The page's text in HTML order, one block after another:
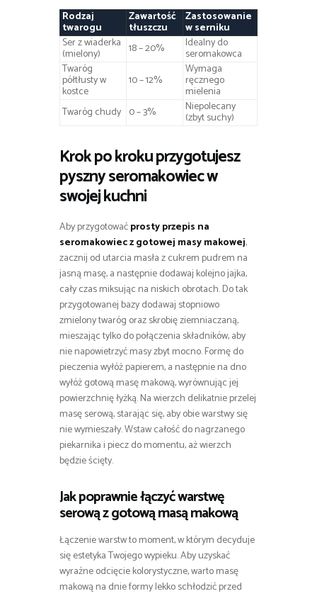
Rodzaj
twarogu
Zawartość
tłuszczu
Zastosowanie
w serniku
Ser z wiaderka
(mielony) 18 – 20% Idealny do
seromakowca
Twaróg
półtłusty w
kostce
10 – 12%
Wymaga
ręcznego
mielenia
Twaróg chudy 0 – 3% Niepolecany
(zbyt suchy)
Krok po kroku przygotujesz
pyszny seromakowiec w
swojej kuchni
Aby przygotowaćprosty przepis na
seromakowiec z gotowej masy makowej,
zacznij od utarcia masła z cukrem pudrem na
jasną masę, a następnie dodawaj kolejno jajka,
cały czas miksując na niskich obrotach. Do tak
przygotowanej bazy dodawaj stopniowo
zmielony twaróg oraz skrobię ziemniaczaną,
mieszając tylko do połączenia składników, aby
nie napowietrzyć masy zbyt mocno. Formę do
pieczenia wyłóż papierem, a następnie na dno
wyłóż gotową masę makową, wyrównując jej
powierzchnię łyżką. Na wierzch delikatnie przelej
masę serową, starając się, aby obie warstwy się
nie wymieszały. Wstaw całość do nagrzanego
piekarnika i piecz do momentu, aż wierzch
będzie ścięty.
Jak poprawnie łączyć warstwę
serową z gotową masą makową
Łączenie warstw to moment, w którym decyduje
się estetyka Twojego wypieku. Aby uzyskać
wyraźne odcięcie kolorystyczne, warto masę
makową na dnie formy lekko schłodzić przed